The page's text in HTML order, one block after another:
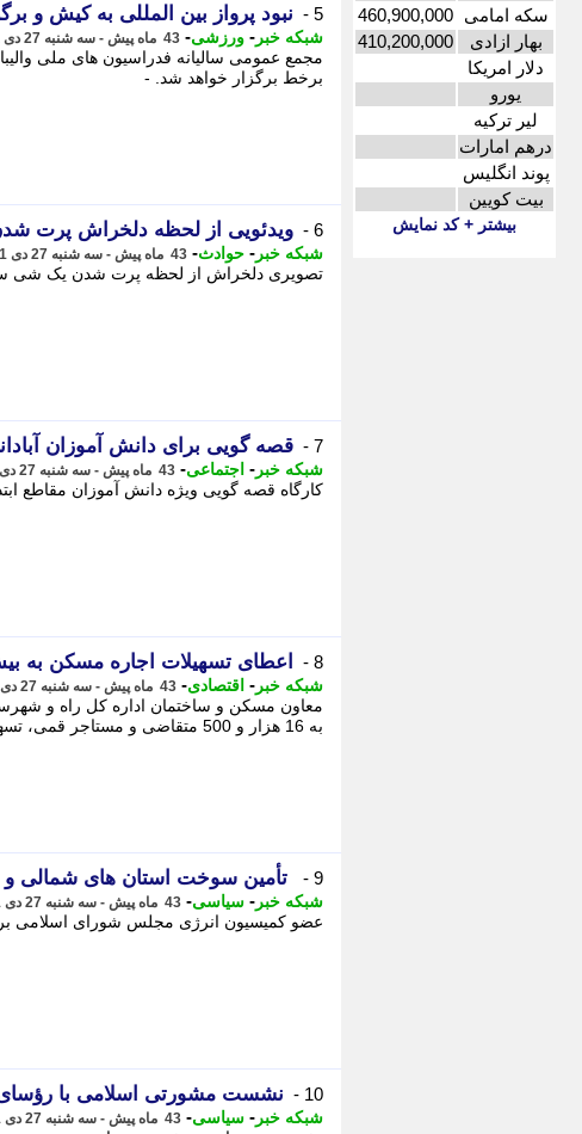
سکه امامی 460,900,000
بهار ازادی
410,200,000
دلار امریکا
یورو
لیر ترکیه
درهم امارات
پوند انگلیس
بیت کویین
بیشتر + کد نمایش
5 - نبود پرواز بین المللی به کیش و
شبکه خبر - ورزشی- 43 ماه پیش - سه شنبه 27 دی 1401، 20:55
مجمع عمومی سالیانه فدراسیون های ملی
برخط برگزار خواهد شد. -
6 - ویدئویی از لحظه دلخراش پرت
شبکه خبر - حوادث- 43 ماه پیش - سه شنبه 27 دی 1401، 20:55
تصویری دلخراش از لحظه پرت شدن یک شی
7 - قصه گویی برای دانش آموزان
شبکه خبر - اجتماعی- 43 ماه پیش - سه شنبه 27 دی 1401، 20:55
کارگاه قصه گویی ویژه دانش آموزان مقاطع
8 - اعطای تسهیلات اجاره مسکن به بیش از 16 هزار
شبکه خبر - اقتصادی- 43 ماه پیش - سه شنبه 27 دی 1401، 20:55
معاون مسکن و ساختمان اداره کل راه و
به 16 هزار و 500 متقاضی و مستاجر قمی، تسهیلات اعطا شده است. -
9 - تأمین سوخت استان های شمالی
شبکه خبر - سیاسی- 43 ماه پیش - سه شنبه 27 دی 1401، 20:55
عضو کمیسیون انرژی مجلس شورای اسلامی
10 - نشست مشورتی اسلامی با رؤسای
شبکه خبر - سیاسی- 43 ماه پیش - سه شنبه 27 دی 1401، 20:55